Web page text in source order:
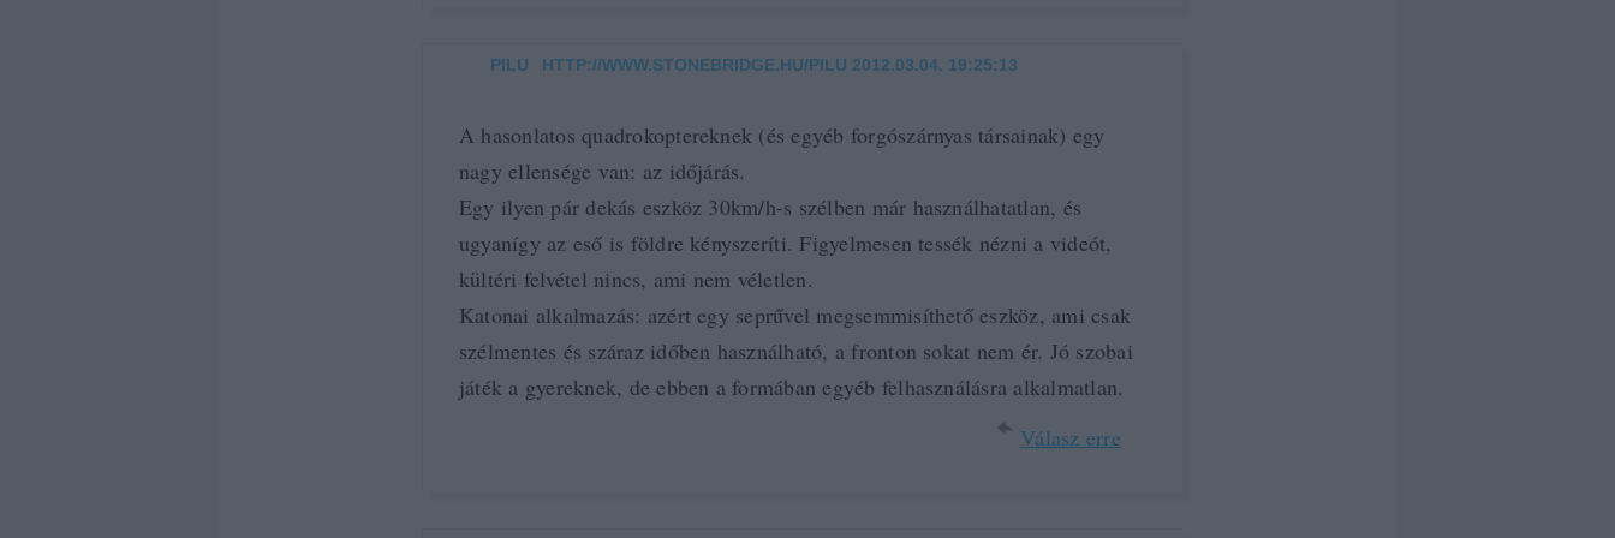
PILU HTTP://WWW.STONEBRIDGE.HU/PILU 2012.03.04. 19:25:13
A hasonlatos quadrokoptereknek (és egyéb forgószárnyas társainak) egy
nagy ellensége van: az időjárás.
Egy ilyen pár dekás eszköz 30km/h-s szélben már használhatatlan, és
ugyanígy az eső is földre kényszeríti. Figyelmesen tessék nézni a videót,
kültéri felvétel nincs, ami nem véletlen.
Katonai alkalmazás: azért egy seprűvel megsemmisíthető eszköz, ami csak
szélmentes és száraz időben használható, a fronton sokat nem ér. Jó szobai
játék a gyereknek, de ebben a formában egyéb felhasználásra alkalmatlan.
Válasz erre